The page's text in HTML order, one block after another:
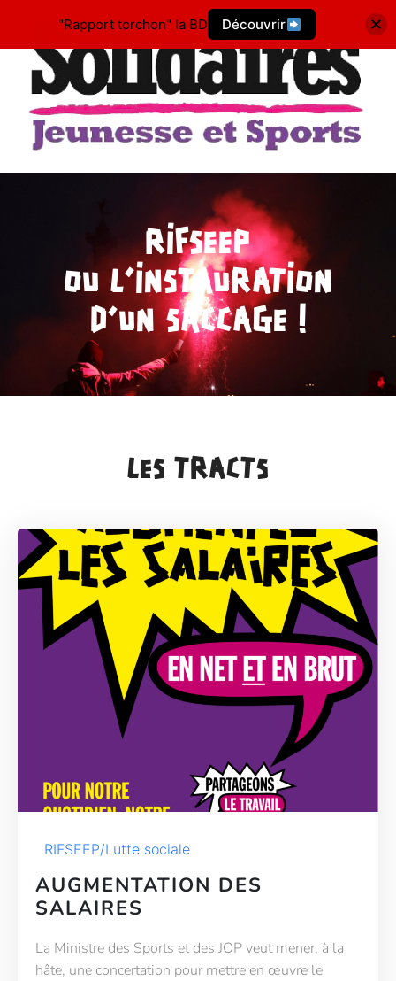
RIFSEEP
OU L’INSTAURATION
D’UN SACCAGE !
LES TRACTS
RIFSEEP/Lutte sociale
AUGMENTATION DES
SALAIRES
La Ministre des Sports et des JOP veut mener, à la
hâte, une concertation pour mettre en œuvre le
"Rapport torchon" la BD Découvrir